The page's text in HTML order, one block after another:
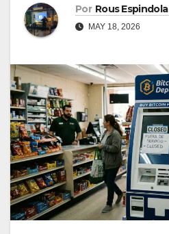
Por Rous Espindola
MAY 18, 2026